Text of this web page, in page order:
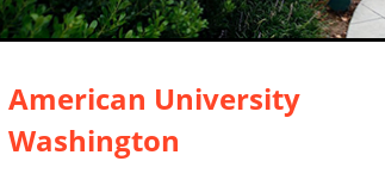
American University
Washington